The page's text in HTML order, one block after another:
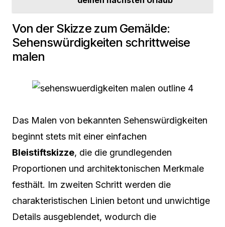
Von der Skizze zum Gemälde:
Sehenswürdigkeiten schrittweise
malen
Das Malen von bekannten Sehenswürdigkeiten
beginnt stets mit einer einfachen
Bleistiftskizze, die die grundlegenden
Proportionen und architektonischen Merkmale
festhält. Im zweiten Schritt werden die
charakteristischen Linien betont und unwichtige
Details ausgeblendet, wodurch die